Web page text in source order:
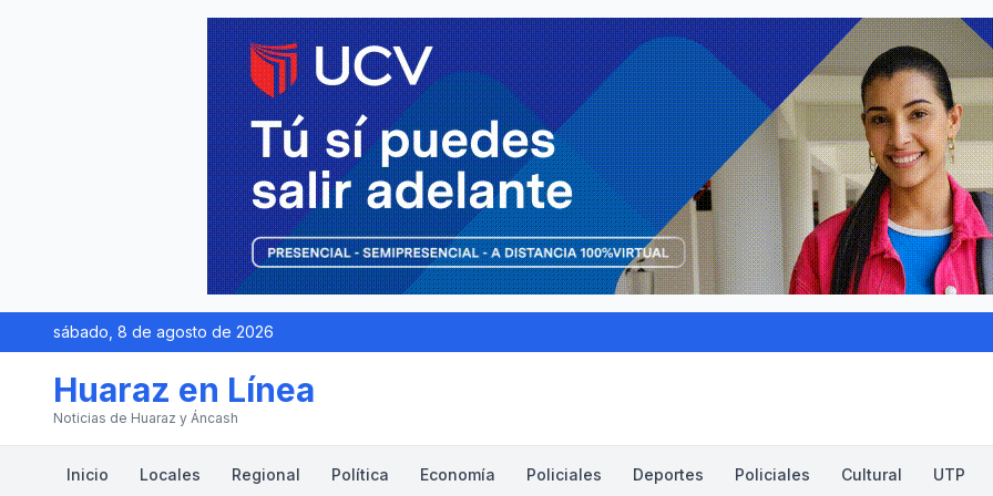
sábado, 8 de agosto de 2026
Huaraz en Línea
Noticias de Huaraz y Áncash
Inicio Locales Regional Política Economía Policiales Deportes Policiales Cultural UTP